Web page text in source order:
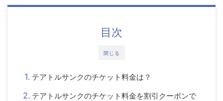
閉じる
目次
テアトルサンクのチケット料金は？
テアトルサンクのチケット料金を割引クーポンで